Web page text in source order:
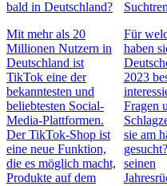
bald in Deutschland?
Mit mehr als 20
Millionen Nutzern in
Deutschland ist
TikTok eine der
bekanntesten und
beliebtesten Social-
Media-Plattformen.
Der TikTok-Shop ist
eine neue Funktion,
die es möglich macht,
Produkte auf dem
Für
haben
2023
Fragen
sie am
seinen